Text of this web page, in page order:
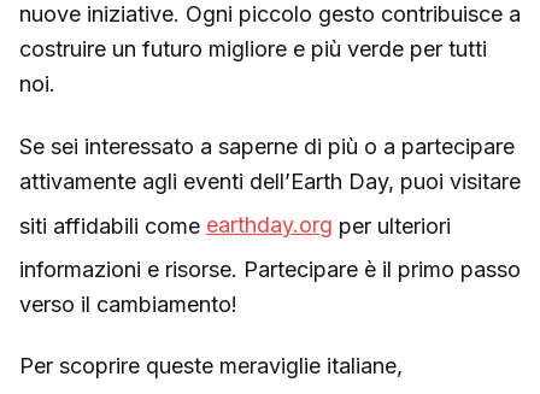
nuove iniziative. Ogni piccolo gesto contribuisce a
costruire un futuro migliore e più verde per tutti
noi.
Se sei interessato a saperne di più o a partecipare
attivamente agli eventi dell’Earth Day, puoi visitare
siti affidabili come earthday.org per ulteriori
informazioni e risorse. Partecipare è il primo passo
verso il cambiamento!
Per scoprire queste meraviglie italiane,